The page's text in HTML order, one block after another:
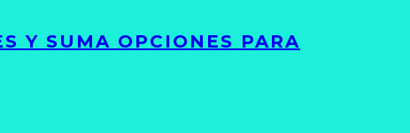
Y SUMA OPCIONES PARA